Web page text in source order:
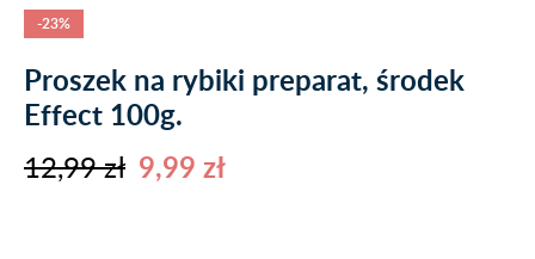
-23%
Proszek na rybiki preparat, środek
Effect 100g.
12,99 zł 9,99 zł